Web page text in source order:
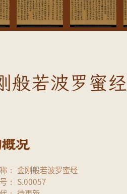
般若波罗蜜经
金刚般若波罗蜜经
S.00057